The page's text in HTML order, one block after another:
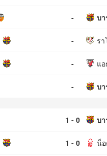
- บ
- ร
- แ
- บ
1 - 0 บ
1 - 0 น็